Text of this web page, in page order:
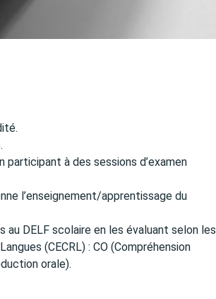
à des sessions d’examen
l’enseignement/apprentissage du
DELF scolaire en les évaluant selon les
(CECRL) : CO (Compréhension
orale).